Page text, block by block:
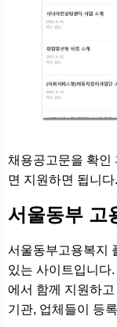
채용공고문을 확인
면 지원하면 됩니다.
서울동부 고
서울동부고용복지
있는 사이트입니다
에서 함께 지원하
기관, 업체들이 등